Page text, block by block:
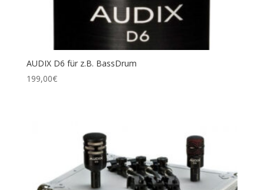
AUDIX D6 für z.B. BassDrum
199,00€